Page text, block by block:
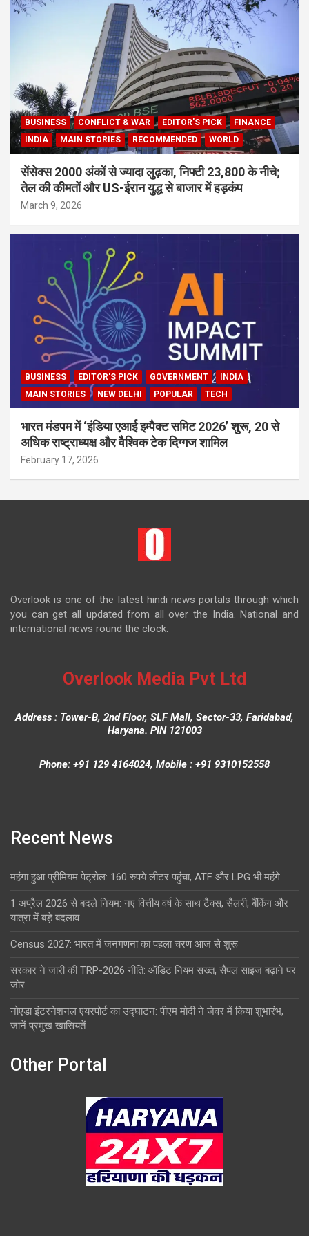
BUSINESS CONFLICT & WAR EDITOR'S PICK
FINANCE
INDIA
MAIN STORIES RECOMMENDED WORLD
सेंसेक्स 2000 अंकों से ज्यादा लुढ़का, निफ्टी 23,800 के नीचे;
तेल की कीमतों और US-ईरान युद्ध से बाजार में हड़कंप
March 9, 2026
BUSINESS EDITOR'S PICK GOVERNMENT
INDIA
MAIN STORIES
NEW DELHI POPULAR TECH
भारत मंडपम में ‘इंडिया एआई इम्पैक्ट समिट 2026’ शुरू, 20 से
अधिक राष्ट्राध्यक्ष और वैश्विक टेक दिग्गज शामिल
February 17, 2026
Overlook is one of the latest hindi news portals through which
you can get all updated from all over the India. National and
international news round the clock.
Overlook Media Pvt Ltd
Address : Tower-B, 2nd Floor, SLF Mall, Sector-33, Faridabad,
Haryana. PIN 121003
Phone: +91 129 4164024, Mobile : +91 9310152558
Recent News
महंगा हुआ प्रीमियम पेट्रोल: 160 रुपये लीटर पहुंचा, ATF और LPG भी महंगे
1 अप्रैल 2026 से बदले नियम: नए वित्तीय वर्ष के साथ टैक्स, सैलरी, बैंकिंग और
यात्रा में बड़े बदलाव
Census 2027: भारत में जनगणना का पहला चरण आज से शुरू
सरकार ने जारी की TRP-2026 नीति: ऑडिट नियम सख्त, सैंपल साइज बढ़ाने पर
जोर
नोएडा इंटरनेशनल एयरपोर्ट का उद्घाटन: पीएम मोदी ने जेवर में किया शुभारंभ,
जानें प्रमुख खासियतें
Other Portal